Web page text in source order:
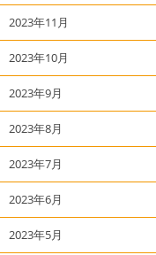
2023年11月
2023年10月
2023年9月
2023年8月
2023年7月
2023年6月
2023年5月